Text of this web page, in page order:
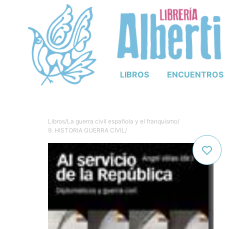
LIBROS ENCUENTROS
Libros/La guerra civil española y el franquismo/
9. HISTORIA GUERRA CIVIL/